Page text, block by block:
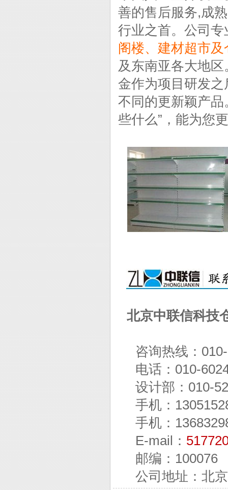
善的售后服务,成
行业之首。公司
阁楼、建材超市
及东南亚各大地
金作为项目研发
不同的更新颖产
些什么”，能为您
北京中联信科技
咨询热线：010-
电话：010-
设计部：010-
手机：
手机：
E-mail：
邮编：100076
公司地址：北京